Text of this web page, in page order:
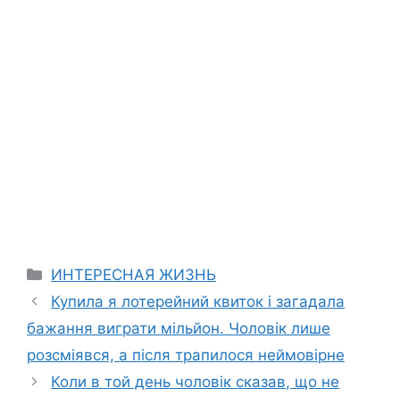
Categories
ИНТЕРЕСНАЯ ЖИЗНЬ
Купила я лотерейний квиток і загадала
бажання виграти мільйон. Чоловік лише
розсміявся, а після трапилося неймовірне
Коли в той день чоловік сказав, що не